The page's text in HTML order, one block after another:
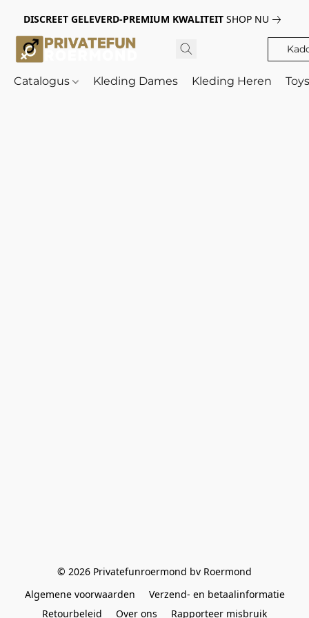
DISCREET GELEVERD-PREMIUM KWALITEIT SHOP NU
Catalogus Kleding Dames Kleding Heren
© 2026 Privatefunroermond bv Roermond
Algemene voorwaarden
Verzend- en betaalinformatie
Retourbeleid
Over ons Rapporteer misbruik